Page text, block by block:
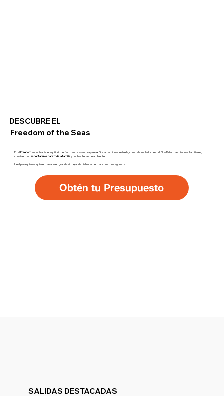
DESCUBRE EL
Freedom of the Seas
En elFreedomencontrarás el equilibrio perfecto entre aventura y relax. Sus atracciones estrella, como el simulador de surf FlowRider o las piscinas familiares,
conviven conespectáculos para toda la familiay noches llenas de ambiente.
Ideal para quienes quieren pasarlo en grande sin dejar de disfrutar del mar como protagonista.
Obtén tu Presupuesto
SALIDAS DESTACADAS